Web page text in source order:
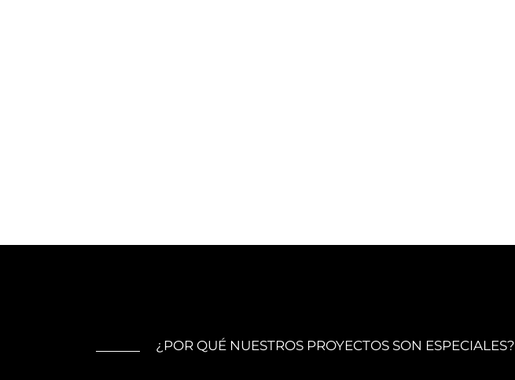
¿POR QUÉ NUESTROS PROYECTOS SON ESPECIALES?